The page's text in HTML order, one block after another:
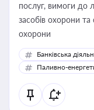
послуг, вимоги до
засобів охорони та
охорони
Банківська
Паливно-